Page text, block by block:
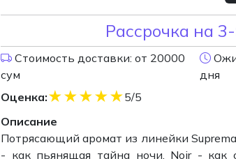
Рассрочка на
Стоимость доставки: от 20000
сум
дня
Оценка:
★
★
★
★
★
5/5
Описание
Потрясающий аромат из линейки
- как пьянящая тайна ночи, Noir - как